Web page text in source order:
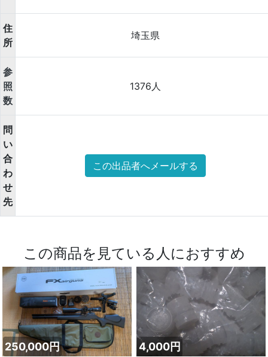
住
所
埼玉県
参
照
数
1376人
問
い
合
わ
せ
先
この出品者へメールする
この商品を見ている人におすすめ
250,000円 4,000円